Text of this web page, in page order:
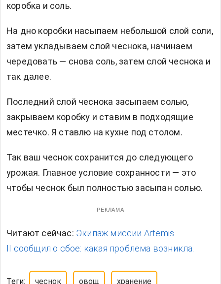
коробка и соль.
На дно коробки насыпаем небольшой слой соли,
затем укладываем слой чеснока, начинаем
чередовать — снова соль, затем слой чеснока и
так далее.
Последний слой чеснока засыпаем солью,
закрываем коробку и ставим в подходящие
местечко. Я ставлю на кухне под столом.
Так ваш чеснок сохранится до следующего
урожая. Главное условие сохранности — это
чтобы чеснок был полностью засыпан солью.
РЕКЛАМА
Читают сейчас: Экипаж миссии Artemis
II сообщил о сбое: какая проблема возникла.
Теги: чеснок овощ хранение